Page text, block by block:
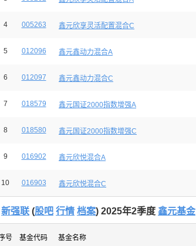
4 005263 鑫元欣享灵活配置混合C
5 012096 鑫元鑫动力混合A
6 012097 鑫元鑫动力混合C
7 018579 鑫元国证2000指数增强A
8 018580 鑫元国证2000指数增强C
9 016902 鑫元欣悦混合A
10 016903 鑫元欣悦混合C
新强联 (股吧 行情 档案) 2025年2季度 鑫元基金
号 基金代码 基金名称